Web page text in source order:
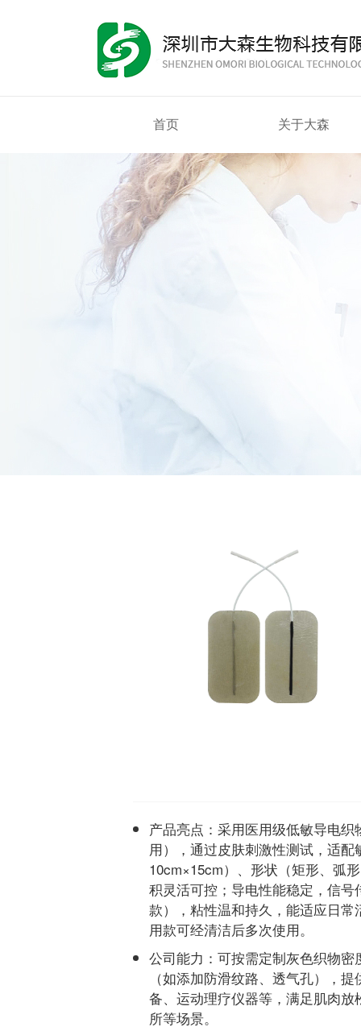
首页 关于大森
产品亮点 ：采用医用级低敏导电
用），通过皮肤刺激性测试，适
10cm×15cm）、形状（矩形、弧
积灵活可控；导电性能稳定，信
款），粘性温和持久，能适应日
用款可经清洁后多次使用。
公司能力 ：可按需定制灰色织物
（如添加防滑纹路、透气孔），
备、运动理疗仪器等，满足肌肉
所等场景。